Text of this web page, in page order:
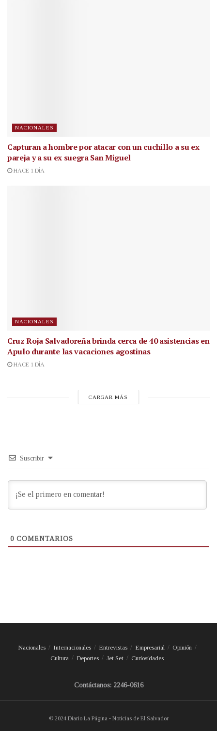
NACIONALES
Capturan a hombre por atacar con un cuchillo a su ex
pareja y a su ex suegra San Miguel
HACE 1 DÍA
NACIONALES
Cruz Roja Salvadoreña brinda cerca de 40 asistencias en
Apulo durante las vacaciones agostinas
HACE 1 DÍA
CARGAR MÁS
Suscribir
0 COMENTARIOS
Nacionales Internacionales Entrevistas Empresarial
Opinión
Cultura
Deportes Jet Set Curiosidades
Contáctanos: 2246-0616
© 2024 Diario La Página - Noticias de El Salvador